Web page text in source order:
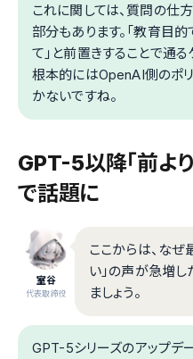
これに関しては、質問の仕
部分もあります。「教育目的
て」と前置きすることで通る
根本的にはOpenAI側のポ
かないですね。
GPT-5以降「前よ
で話題に
室谷
代表取締役
ここからは、なぜ
い」の声が急増し
ましょう。
GPT-5シリーズのアップデ